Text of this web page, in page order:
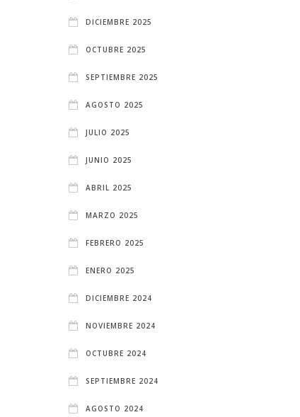
DICIEMBRE 2025
OCTUBRE 2025
SEPTIEMBRE 2025
AGOSTO 2025
JULIO 2025
JUNIO 2025
ABRIL 2025
MARZO 2025
FEBRERO 2025
ENERO 2025
DICIEMBRE 2024
NOVIEMBRE 2024
OCTUBRE 2024
SEPTIEMBRE 2024
AGOSTO 2024